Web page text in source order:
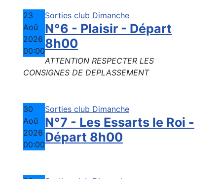
23
Aoû
2026
00:00
Sorties club Dimanche
N°6 - Plaisir - Départ
8h00
ATTENTION RESPECTER LES
CONSIGNES DE DEPLASSEMENT
30
Aoû
2026
00:00
Sorties club Dimanche
N°7 - Les Essarts le Roi -
Départ 8h00